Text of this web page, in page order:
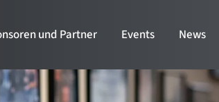
und Partner Events News